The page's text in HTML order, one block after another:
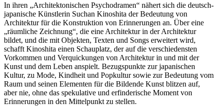
In ihren „Architektonischen Psychodramen“ nähert sich die deutsch-
japanische Künstlerin Suchan Kinoshita der Bedeutung von
Architektur für die Konstruktion von Erinnerungen an. Über eine
„räumliche Zeichnung“, die eine Architektur in der Architektur
bildet, und die mit Objekten, Texten und Songs erweitert wird,
schafft Kinoshita einen Schauplatz, der auf die verschiedensten
Vorkommen und Verquickungen von Architektur in und mit der
Kunst und dem Leben anspielt. Bezugspunkte zur japanischen
Kultur, zu Mode, Kindheit und Popkultur sowie zur Bedeutung vom
Raum und seinen Elementen für die Bildende Kunst blitzen auf,
aber nie, ohne das spekulative und erfinderische Moment von
Erinnerungen in den Mittelpunkt zu stellen.